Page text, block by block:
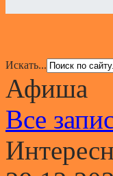
Искать...
Афиша
Все